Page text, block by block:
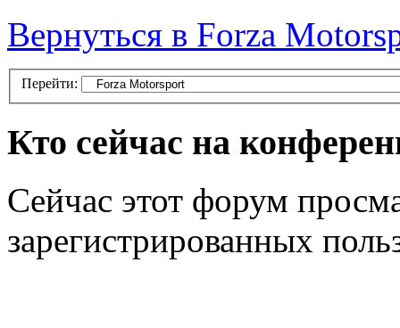
Вернуться в Forza
Перейти:
Кто сейчас на
Сейчас этот форум
зарегистрированных